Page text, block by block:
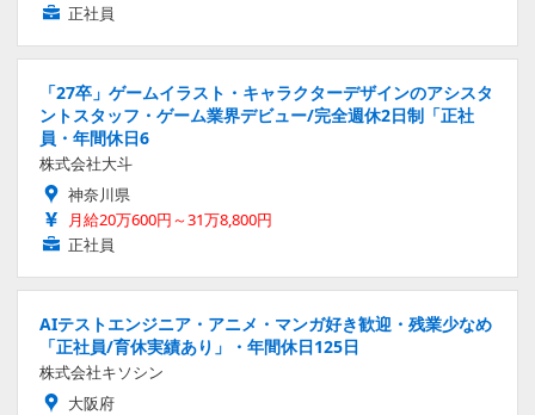
正社員
「27卒」ゲームイラスト・キャラクターデザインのアシスタ
ントスタッフ・ゲーム業界デビュー/完全週休2日制「正社
員・年間休日6
株式会社大斗
神奈川県
月給20万600円～31万8,800円
正社員
AIテストエンジニア・アニメ・マンガ好き歓迎・残業少なめ
「正社員/育休実績あり」・年間休日125日
株式会社キソシン
大阪府